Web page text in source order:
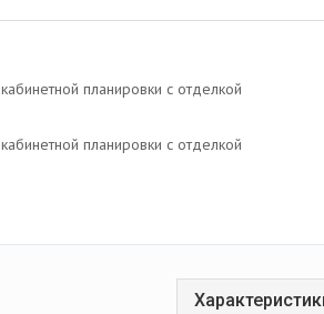
планировки с отделкой
планировки с отделкой